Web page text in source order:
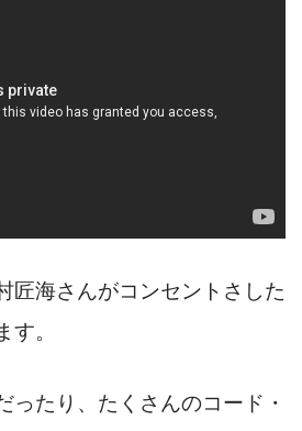
匠海さんがコンセントさした
す。
ったり、たくさんのコード・